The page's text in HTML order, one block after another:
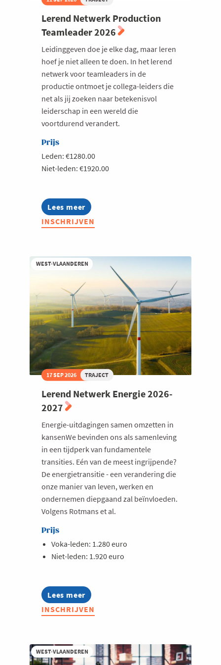
Lerend Netwerk Production
Teamleader 2026
Leidinggeven doe je elke dag, maar leren
hoef je niet alleen te doen. In het lerend
netwerk voor teamleaders in de
productie ontmoet je collega-leiders die
net als jij zoeken naar betekenisvol
leiderschap in een wereld die
voortdurend verandert.
Prijs
Leden: €1280.00
Niet-leden: €1920.00
Lees meer
about
Lerend
Netwerk
INSCHRIJVEN
WEST-VLAANDEREN
17 SEP 2026 TRAJECT
Lerend Netwerk Energie 2026-
2027
Energie-uitdagingen samen omzetten in
kansenWe bevinden ons als samenleving
in een tijdperk van fundamentele
transities. Eén van de meest ingrijpende?
De energietransitie - een verandering die
onze manier van leven, werken en
ondernemen diepgaand zal beïnvloeden.
Volgens Rotmans et al.
Prijs
Voka-leden: 1.280 euro
Niet-leden: 1.920 euro
Lees meer
about
Lerend
Netwerk
INSCHRIJVEN
WEST-VLAANDEREN
Milieu
Mobiliteit
Netwerking
Onderwijs
Opvolging en Overname
Persoonlijke vaardigheden
Regeringsvorming
Scale-ups
Strategie
Supply Chain